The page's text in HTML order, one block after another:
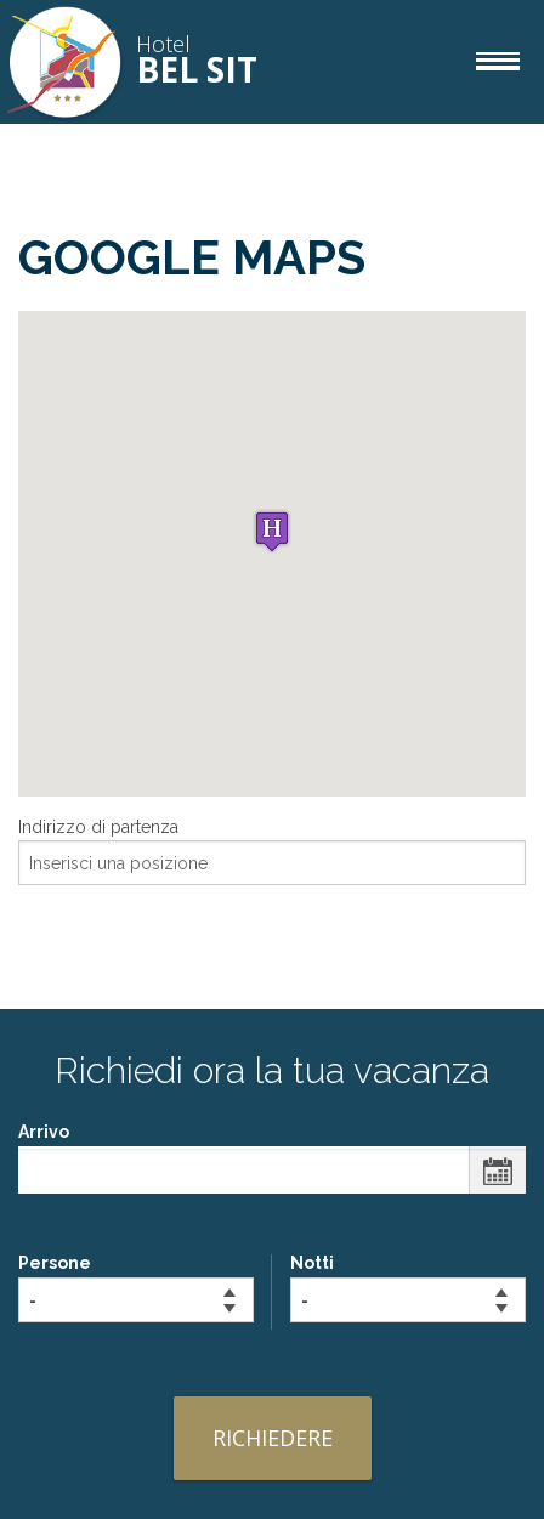
Hotel
BEL SIT
GOOGLE MAPS
Indirizzo di partenza
Richiedi ora la tua vacanza
Arrivo
Persone Notti
RICHIEDERE